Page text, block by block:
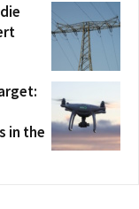
in the